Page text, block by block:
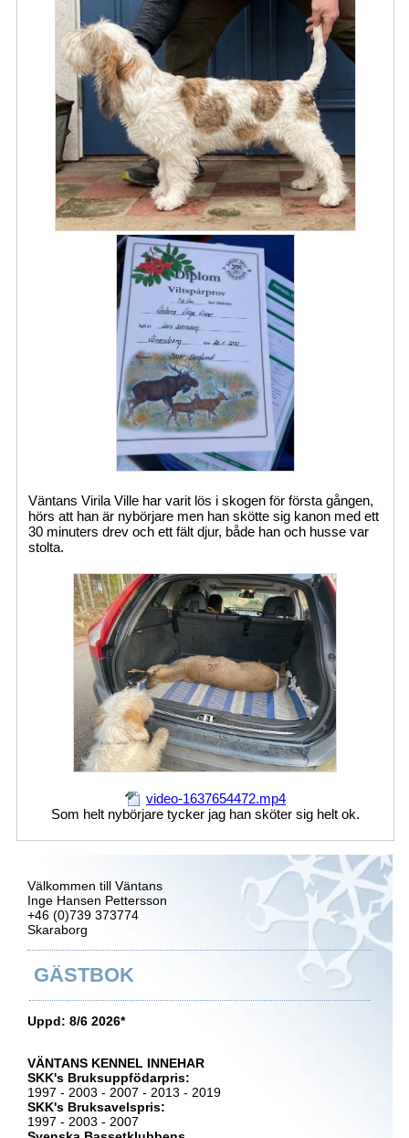
Väntans Virila Ville har varit lös i skogen för första gången,
hörs att han är nybörjare men han skötte sig kanon med ett
30 minuters drev och ett fält djur, både han och husse var
stolta.
video-1637654472.mp4
Som helt nybörjare tycker jag han sköter sig helt ok.
Välkommen till Väntans
Inge Hansen Pettersson
+46 (0)739 373774
Skaraborg
GÄSTBOK
Uppd: 8/6 2026*
VÄNTANS KENNEL INNEHAR
SKK's Bruksuppfödarpris:
1997 - 2003 - 2007 - 2013 - 2019
SKK's Bruksavelspris:
1997 - 2003 - 2007